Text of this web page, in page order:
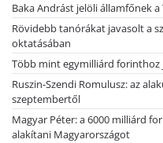
Baka Andrást jelöli államfőnek
Rövidebb tanórákat javasolt a
oktatásában
Több mint egymilliárd
Ruszin-Szendi Romulusz: az
szeptembertől
Magyar Péter: a 6000 milliárd
alakítani Magyarországot